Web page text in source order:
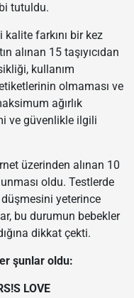
tutuldu.
kalite farkını bir kez
alınan 15 taşıyıcıdan
kullanım
olmaması ve
ağırlık
ve güvenlikle ilgili
üzerinden alınan 10
oldu. Testlerde
düşmesini yeterince
bu durumun bebekler
dikkat çekti.
şunlar oldu:
LOVE